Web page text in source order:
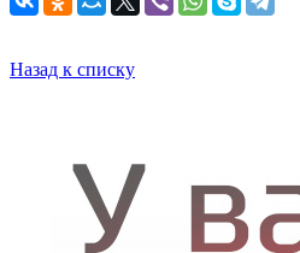
Назад к списку